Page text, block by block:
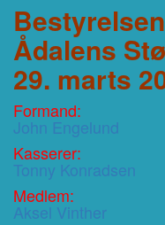
Ådalens
29. marts
Formand:
John Engelund
Kasserer:
Tonny Konradsen
Medlem:
Aksel Vinther